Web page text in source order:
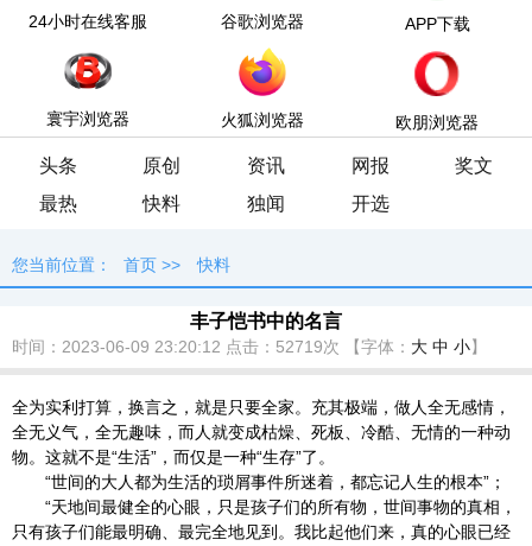
24小时在线客服 谷歌浏览器 APP下载
寰宇浏览器 火狐浏览器 欧朋浏览器
头条 原创 资讯 网报
奖文
最热
快料 独闻 开选
您当前位置： 首页 >> 快料
丰子恺书中的名言
时间：2023-06-09 23:20:12 点击： 52719次 【字体： 大 中 小】
全为实利打算，换言之，就是只要全家。充其极端，做人全无感情，
全无义气，全无趣味，而人就变成枯燥、死板、冷酷、无情的一种动
物。这就不是“生活”，而仅是一种“生存”了。
“世间的大人都为生活的琐屑事件所迷着，都忘记人生的根本”；
“天地间最健全的心眼，只是孩子们的所有物，世间事物的真相，
只有孩子们能最明确、最完全地见到。我比起他们来，真的心眼已经